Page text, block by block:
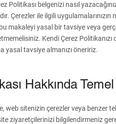
Politikası belgenizi nasıl
Çerezler ile ilgili
makaleyi yasal bir tavsiye veya
Kendi Çerez
yasal tavsiye almanızı öneririz.
Hakkında
web sitenizin çerezler veya benzer
ziyaretçilerinizi bilgilendirmeniz